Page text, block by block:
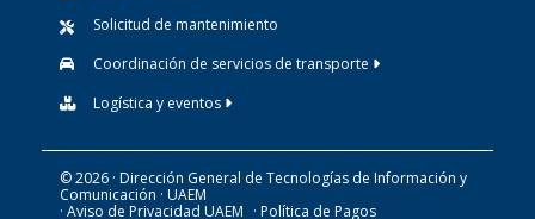
Solicitud de mantenimiento
Coordinación de servicios de transporte
Logística y eventos
© 2026 · Dirección General de Tecnologías de Información y
Comunicación · UAEM
· Aviso de Privacidad UAEM · Política de Pagos